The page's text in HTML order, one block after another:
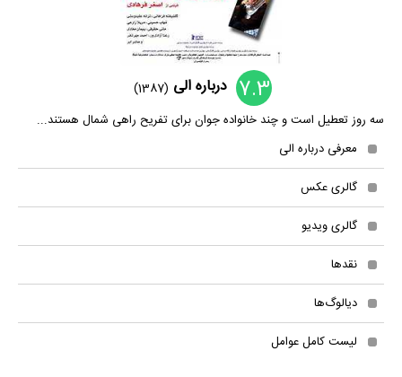
7.3 درباره الی (1387)
سه روز تعطیل است و چند خانواده جوان برای تفریح راهی شمال هستند...
معرفی درباره الی
گالری عکس
گالری ویدیو
نقدها
دیالوگ‌ها
لیست کامل عوامل